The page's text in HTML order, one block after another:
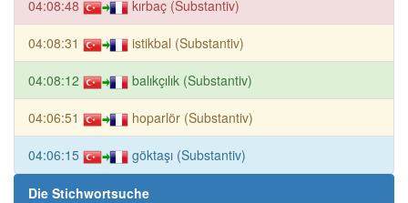
04:08:48 kırbaç (Substantiv)
04:08:31 istikbal (Substantiv)
04:08:12 balıkçılık (Substantiv)
04:06:51 hoparlör (Substantiv)
04:06:15 göktaşı (Substantiv)
Die Stichwortsuche